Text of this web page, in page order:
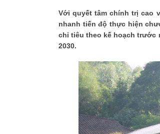
Với quyết tâm chính trị cao
nhanh tiến độ thực hiện
chỉ tiêu theo kế hoạch trước
2030.